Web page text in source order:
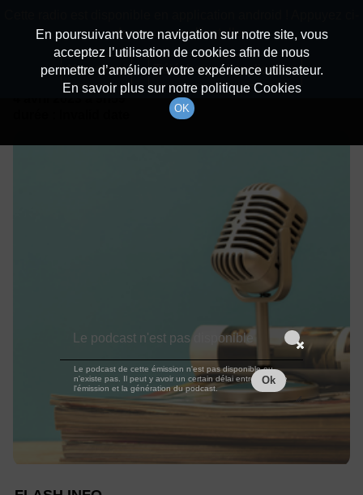
Détails De L'épisode
à 9h59
En poursuivant votre navigation sur notre site, vous
acceptez l’utilisation de cookies afin de nous
permettre d’améliorer votre expérience utilisateur.
En savoir plus sur notre politique Cookies
OK
dessous pour l'installer.
Non merci Télécharger l'application
Le podcast n'est pas disponible
Le podcast de cette émission n'est pas disponible ou
n'existe pas. Il peut y avoir un certain délai entre la fin de
l'émission et la génération du podcast.
Ok